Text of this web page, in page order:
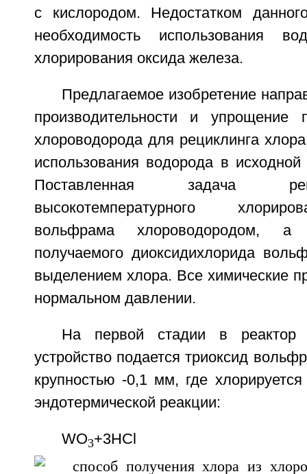
с кислородом. Недостатком
необходимость использования
хлорирования оксида железа.
Предлагаемое изобретение
производительности и упрощение
хлороводорода для рециклинга
использования водорода в
Поставленная задача
высокотемпературного
вольфрама хлороводородом, а
получаемого диоксидихлорида
выделением хлора. Все химические
нормальном давлении.
На первой стадии в реактор
устройство подается триоксид
крупностью -0,1 мм, где
эндотермической реакции:
WO3+3HCl